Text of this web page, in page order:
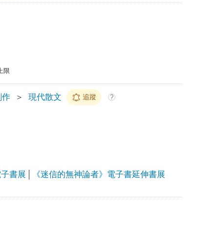
限
作 ＞ 現代散文 追蹤 ?
書展 《迷信的無神論者》電子書延伸書展